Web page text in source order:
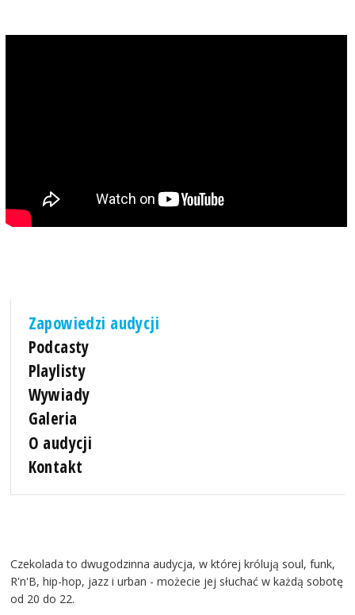
Zapowiedzi audycji
Podcasty
Playlisty
Wywiady
Galeria
O audycji
Kontakt
Czekolada to dwugodzinna audycja, w której królują soul, funk,
R'n'B, hip-hop, jazz i urban - możecie jej słuchać w każdą sobotę
od 20 do 22.